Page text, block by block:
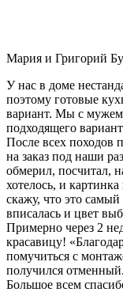
Мария и Григорий
У нас в доме
поэтому готовые
вариант. Мы с
подходящего
После всех походов
на заказ под наши
обмерил, посчитал,
хотелось, и
скажу, что это
вписалась и цвет
Примерно через 2
красавицу!
помучиться с
получился отменный.
Большое всем